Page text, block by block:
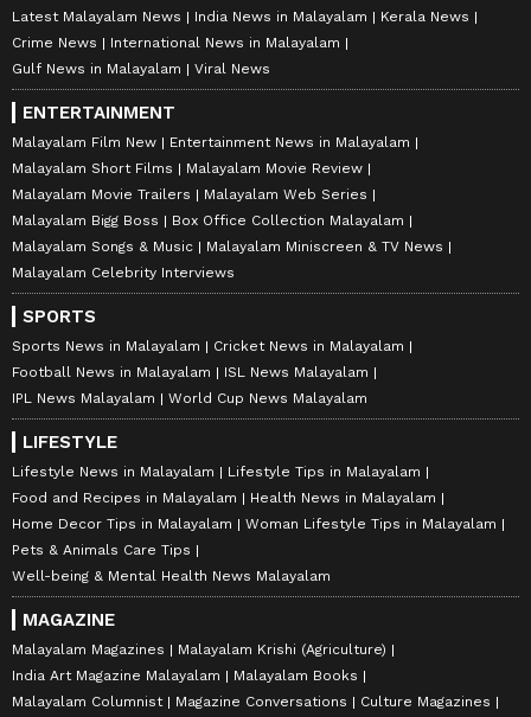
Latest Malayalam News
India News in Malayalam
Kerala News
Crime News
International News in Malayalam
Gulf News in Malayalam
Viral News
ENTERTAINMENT
Malayalam Film New
Entertainment News in Malayalam
Malayalam Short Films
Malayalam Movie Review
Malayalam Movie Trailers
Malayalam Web Series
Malayalam Bigg Boss
Box Office Collection Malayalam
Malayalam Songs & Music
Malayalam Miniscreen & TV News
Malayalam Celebrity Interviews
SPORTS
Sports News in Malayalam
Cricket News in Malayalam
Football News in Malayalam
ISL News Malayalam
IPL News Malayalam
World Cup News Malayalam
LIFESTYLE
Lifestyle News in Malayalam
Lifestyle Tips in Malayalam
Food and Recipes in Malayalam
Health News in Malayalam
Home Decor Tips in Malayalam
Woman Lifestyle Tips in Malayalam
Pets & Animals Care Tips
Well-being & Mental Health News Malayalam
MAGAZINE
Malayalam Magazines
Malayalam Krishi (Agriculture)
India Art Magazine Malayalam
Malayalam Books
Malayalam Columnist
Magazine Conversations
Culture Magazines